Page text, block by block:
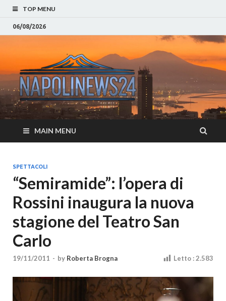
TOP MENU
06/08/2026
–
Napoli
Moda e
Cultura
Notizie sulla citta di
Napoli e Campania
Eventi, Sport
MAIN MENU
SPETTACOLI
“Semiramide”: l’opera di
Rossini inaugura la nuova
stagione del Teatro San
Carlo
19/11/2011 - by Roberta Brogna Letto :2.583